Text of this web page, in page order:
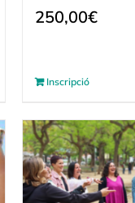
250,00€
Inscripció